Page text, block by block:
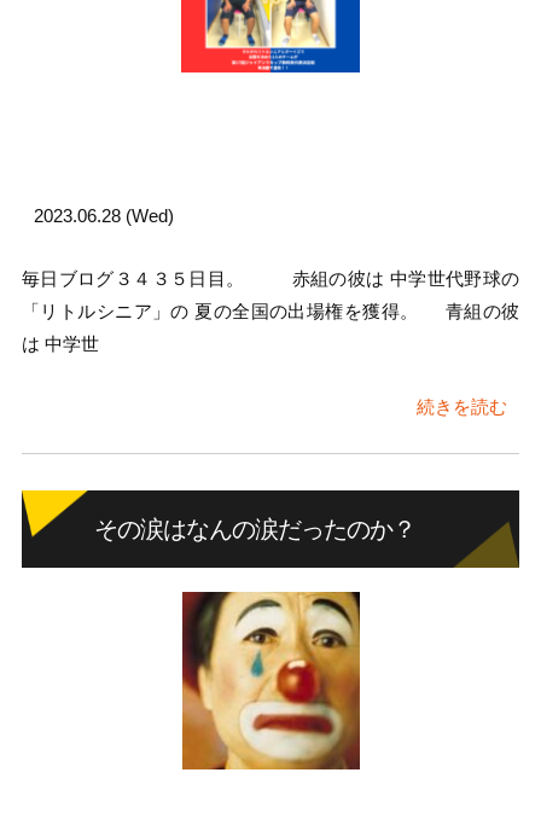
2023.06.28 (Wed)
毎日ブログ３４３５日目。 赤組の彼は 中学世代野球の
「リトルシニア」の 夏の全国の出場権を獲得。 青組の彼
は 中学世
続きを読む
その涙はなんの涙だったのか？